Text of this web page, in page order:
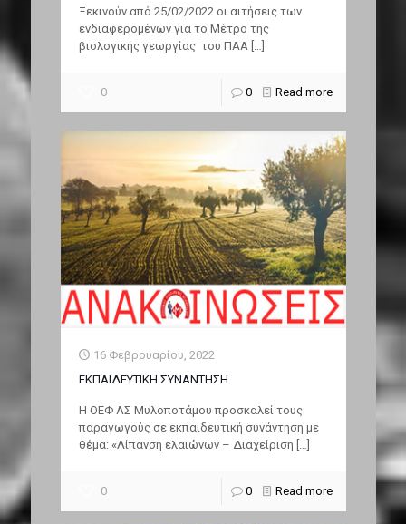
Ξεκινούν από 25/02/2022 οι αιτήσεις των
ενδιαφερομένων για το Μέτρο της
βιολογικής γεωργίας του ΠΑΑ[…]
0 0 Read more
16 Φεβρουαρίου, 2022
ΕΚΠΑΙΔΕΥΤΙΚΗ ΣΥΝΑΝΤΗΣΗ
Η ΟΕΦ ΑΣ Μυλοποτάμου προσκαλεί τους
παραγωγούς σε εκπαιδευτική συνάντηση με
θέμα: «Λίπανση ελαιώνων – Διαχείριση […]
0 0 Read more